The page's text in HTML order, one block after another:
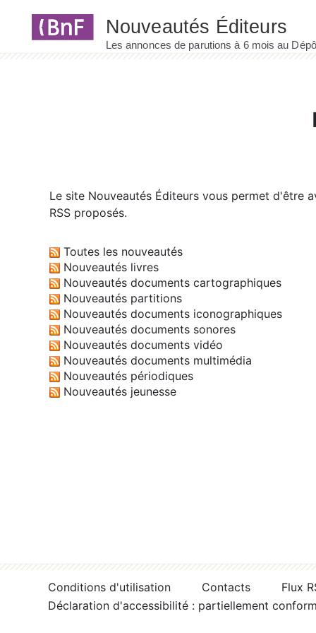
Le site Nouveautés Éditeurs vous permet d'être
RSS proposés.
Toutes les nouveautés
Nouveautés livres
Nouveautés documents cartographiques
Nouveautés partitions
Nouveautés documents iconographiques
Nouveautés documents sonores
Nouveautés documents vidéo
Nouveautés documents multimédia
Nouveautés périodiques
Nouveautés jeunesse
Conditions d'utilisation Contacts
Flux
Déclaration d'accessibilité : partiellement